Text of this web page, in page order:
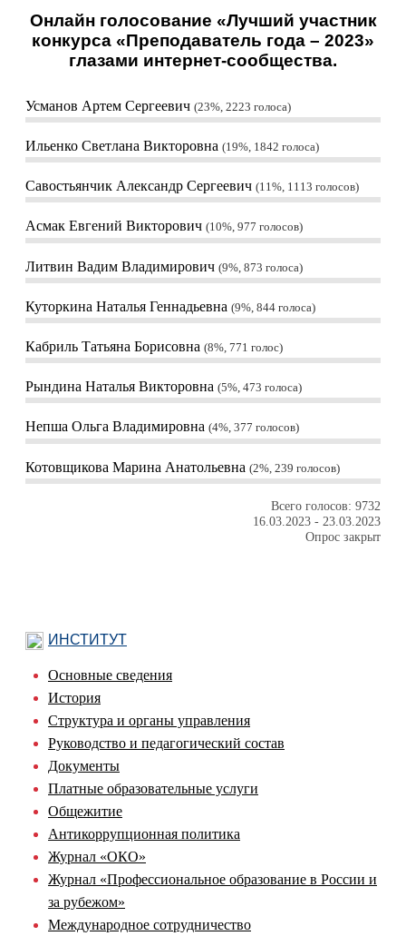
Онлайн голосование «Лучший участник
конкурса «Преподаватель года – 2023»
глазами интернет-сообщества.
Усманов Артем Сергеевич 23%, 2223 голоса
Ильенко Светлана Викторовна 19%, 1842 голоса
Савостьянчик Александр Сергеевич 11%, 1113 голосов
Асмак Евгений Викторович 10%, 977 голосов
Литвин Вадим Владимирович 9%, 873 голоса
Куторкина Наталья Геннадьевна 9%, 844 голоса
Кабриль Татьяна Борисовна 8%, 771 голос
Рындина Наталья Викторовна 5%, 473 голоса
Непша Ольга Владимировна 4%, 377 голосов
Котовщикова Марина Анатольевна 2%, 239 голосов
Всего голосов: 9732
16.03.2023 - 23.03.2023
Опрос закрыт
ИНСТИТУТ
Основные сведения
История
Структура и органы управления
Руководство и педагогический состав
Документы
Платные образовательные услуги
Общежитие
Антикоррупционная политика
Журнал «ОКО»
Журнал «Профессиональное образование в России и
за рубежом»
Международное сотрудничество